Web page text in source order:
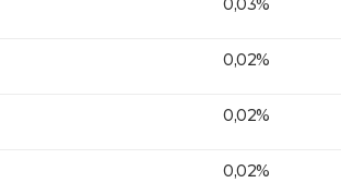
0,03%
0,02%
0,02%
0,02%